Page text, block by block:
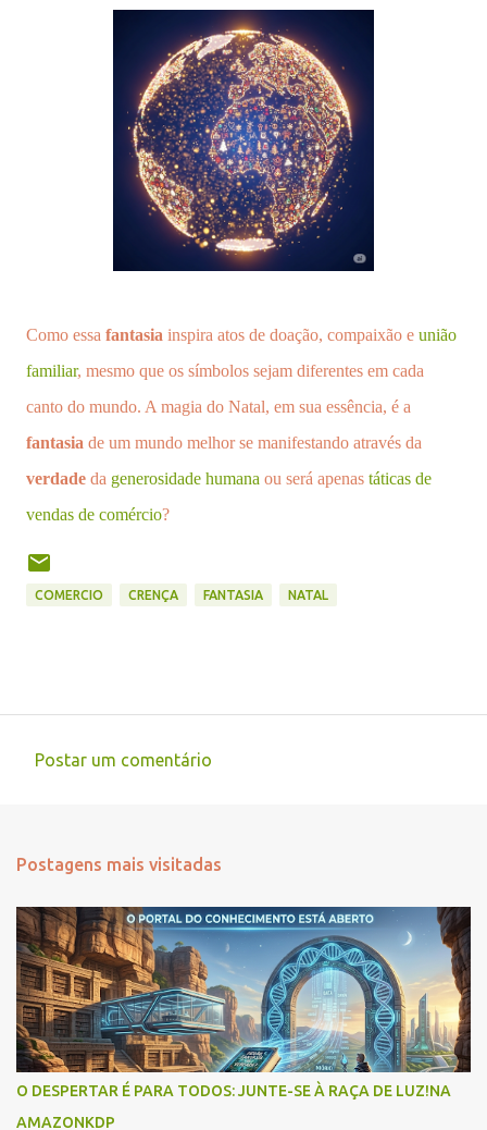
Como essa fantasia inspira atos de doação, compaixão e união
familiar, mesmo que os símbolos sejam diferentes em cada
canto do mundo. A magia do Natal, em sua essência, é a
fantasia de um mundo melhor se manifestando através da
verdade da generosidade humana ou será apenas táticas de
vendas de comércio?
COMERCIO CRENÇA FANTASIA NATAL
e
n
t
á
r
i
o
s
Postar um comentário
Postagens mais visitadas
O DESPERTAR É PARA TODOS: JUNTE-SE À RAÇA DE LUZ!NA
AMAZONKDP